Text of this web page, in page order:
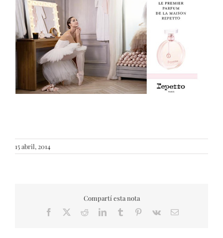
15 abril, 2014
Compartí esta nota
Facebook RedditLinkedInTumblr Pinterest
Vk Email